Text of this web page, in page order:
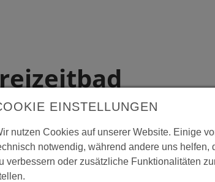
aus Brettschichtholz
EINSTELLUNGEN
nutzen Cookies auf unserer Website. Einige
notwendig, während andere uns helfen,
verbessern oder zusätzliche Funktionalitäten